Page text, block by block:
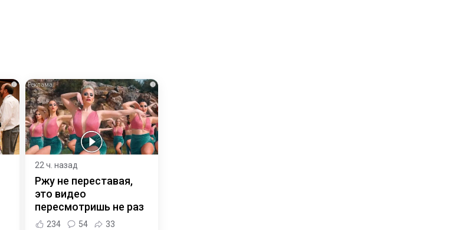
i i
22 ч. назад
Ржу не переставая,
это видео
пересмотришь не раз
234 54 33